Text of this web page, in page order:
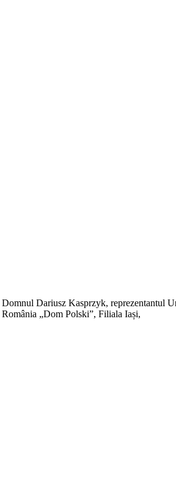
Domnul Dariusz Kasprzyk, reprezentantul
România „Dom Polski”, Filiala Iași,